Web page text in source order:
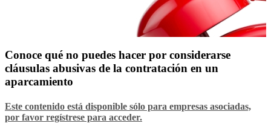
Conoce qué no puedes hacer por considerarse
cláusulas abusivas de la contratación en un
aparcamiento
Este contenido está disponible sólo para empresas asociadas,
por favor regístrese para acceder.